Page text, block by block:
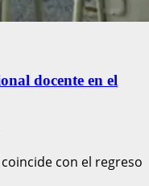
docente en el
con el regreso